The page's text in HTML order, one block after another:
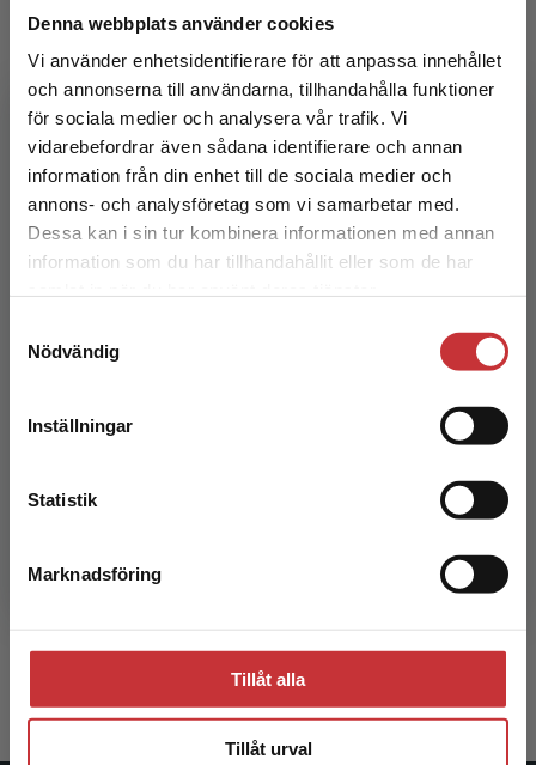
Denna webbplats använder cookies
Vi använder enhetsidentifierare för att anpassa innehållet
och annonserna till användarna, tillhandahålla funktioner
för sociala medier och analysera vår trafik. Vi
vidarebefordrar även sådana identifierare och annan
information från din enhet till de sociala medier och
annons- och analysföretag som vi samarbetar med.
Dessa kan i sin tur kombinera informationen med annan
information som du har tillhandahållit eller som de har
Nödvändig
Inställningar
Statistik
Marknadsföring
Tillåt alla
Tillåt urval
Begränsad fraktregion
Det verkar som att du besöker
studentlitteratur.se via en enhet utanför Sverige.
Vi erbjuder inte leveranser utanför Sverige. För
att kunna slutföra ett köp måste
Perspektiv på skolans problem
Fejes, A - Dahlstedt. M (red.)
398 krinkl. moms
Exkl. moms: 375 kr
247 krinkl. moms
Exkl. moms: 233 kr